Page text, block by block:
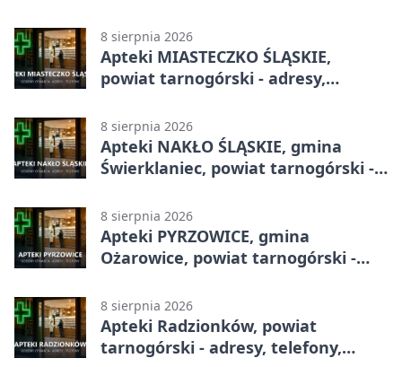
8 sierpnia 2026
Apteki MIASTECZKO ŚLĄSKIE,
powiat tarnogórski - adresy,
8 sierpnia 2026
Apteki NAKŁO ŚLĄSKIE, gmina
Świerklaniec, powiat tarnogórski -
8 sierpnia 2026
Apteki PYRZOWICE, gmina
Ożarowice, powiat tarnogórski -
8 sierpnia 2026
Apteki Radzionków, powiat
tarnogórski - adresy, telefony,